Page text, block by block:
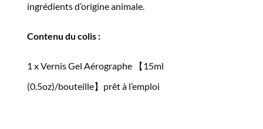
ingrédients d’origine animale.
Contenu du colis :
1 x Vernis Gel Aérographe 【15ml
(0.5oz)/bouteille】prêt à l’emploi